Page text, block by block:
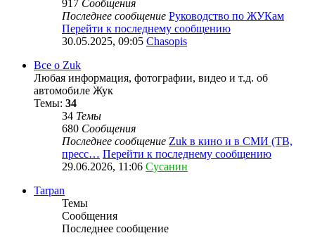
917 Сообщения
Последнее сообщение Руководство по ЖУКам
Перейти к последнему сообщению
30.05.2025, 09:05 Chasopis
Все о Zuk
Любая информация, фотографии, видео и т.д. об
автомобиле Жук
Темы: 34
34 Темы
680 Сообщения
Последнее сообщение Zuk в кино и в СМИ (ТВ,
пресс… Перейти к последнему сообщению
29.06.2026, 11:06 Сусанин
Tarpan
Темы
Сообщения
Последнее сообщение